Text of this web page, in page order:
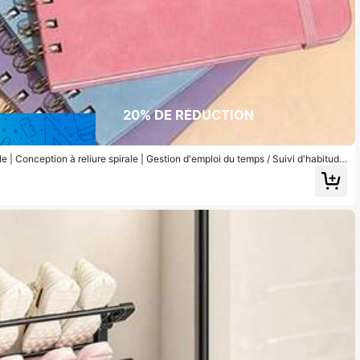
20% DE RÉDUCTION
| Conception à reliure spirale | Gestion d'emploi du temps / Suivi d'habitude
Planificateur hebdomadaire et mensuel 2026 Jan-Déc, Agenda de bur
Bloc-notes d'écriture pour étudiant